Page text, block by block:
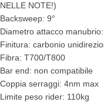
NELLE NOTE!)
Backsweep: 9°
Diametro attacco
Finitura: carbonio
Fibra: T700/T800
Bar end: non compatibile
Coppia serraggi: 4nm max
Limite peso rider: 110kg